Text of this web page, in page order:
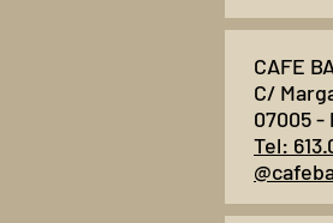
CAFE
C/
07005 -
Tel: